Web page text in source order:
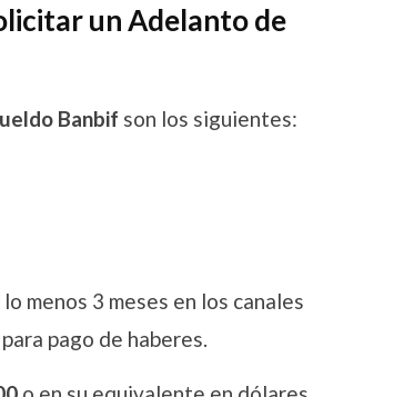
un Adelanto de
Banbif son los siguientes:
menos 3 meses en los canales
pago de haberes.